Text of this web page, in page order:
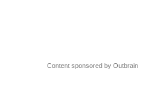
Content sponsored by Outbrain